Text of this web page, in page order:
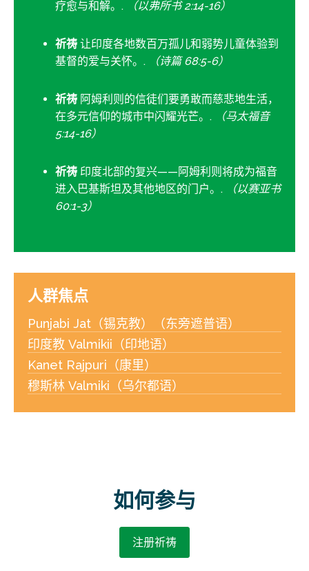
疗愈与和解。. （以弗所书 2:14-16）
祈祷 让印度各地数百万孤儿和弱势儿童体验到
基督的爱与关怀。.
（诗篇 68:5-6）
祈祷 阿姆利则的信徒们要勇敢而慈悲地生活，
在多元信仰的城市中闪耀光芒。.
（马太福音
5:14-16）
祈祷 印度北部的复兴——阿姆利则将成为福音
进入巴基斯坦及其他地区的门户。.
（以赛亚书
60:1-3）
人群焦点
Punjabi Jat（锡克教）（东旁遮普语）
印度教 Valmikii（印地语）
Kanet Rajpuri（康里）
穆斯林 Valmiki（乌尔都语）
如何参与
注册祈祷